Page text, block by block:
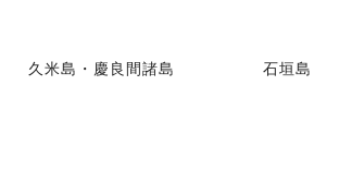
久米島・慶良間諸島 石垣島